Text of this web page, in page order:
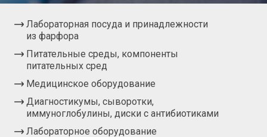
Лабораторная посуда и принадлежности
из фарфора
Питательные среды, компоненты
питательных сред
Медицинское оборудование
Диагностикумы, сыворотки,
иммуноглобулины, диски с антибиотиками
Лабораторное оборудование